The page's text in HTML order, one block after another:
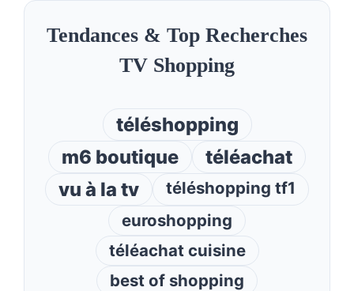
Tendances & Top Recherches
TV Shopping
téléshopping
m6 boutique
téléachat
vu à la tv
téléshopping tf1
euroshopping
téléachat cuisine
best of shopping